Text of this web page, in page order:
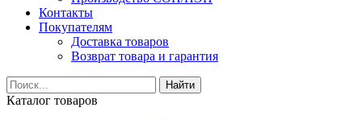
Контакты
Покупателям
Доставка товаров
Возврат товара и гарантия
Найти
Каталог товаров